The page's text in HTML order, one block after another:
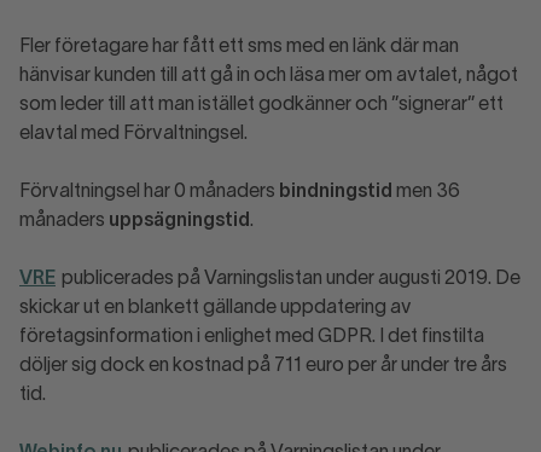
Fler företagare har fått ett sms med en länk där man
hänvisar kunden till att gå in och läsa mer om avtalet, något
som leder till att man istället godkänner och ”signerar” ett
elavtal med Förvaltningsel.
Förvaltningsel har 0 månaders bindningstid men 36
månaders uppsägningstid .
VRE publicerades på Varningslistan under augusti 2019. De
skickar ut en blankett gällande uppdatering av
företagsinformation i enlighet med GDPR. I det finstilta
döljer sig dock en kostnad på 711 euro per år under tre års
tid.